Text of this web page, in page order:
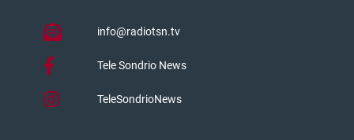
info@radiotsn.tv
Tele Sondrio News
TeleSondrioNews